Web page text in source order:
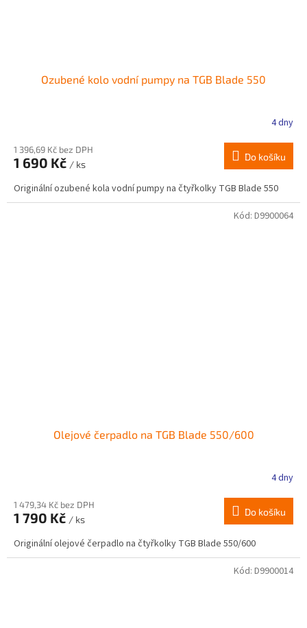
Ozubené kolo vodní pumpy na TGB Blade 550
4 dny
1 396,69 Kč bez DPH
1 690 Kč / ks
Do košíku
Originální ozubené kola vodní pumpy na čtyřkolky TGB Blade 550
Olejové čerpadlo na TGB Blade 550/600
4 dny
1 479,34 Kč bez DPH
1 790 Kč / ks
Do košíku
Originální olejové čerpadlo na čtyřkolky TGB Blade 550/600
Kód: D9900064
Kód: D9900014